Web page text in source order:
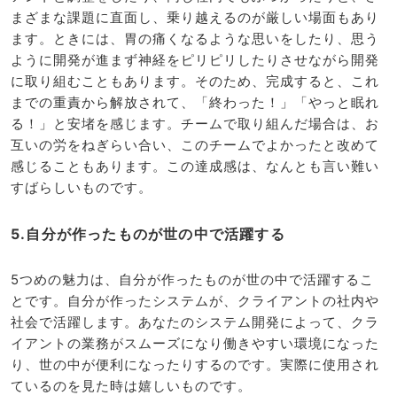
まざまな課題に直面し、乗り越えるのが厳しい場面もあり
ます。ときには、胃の痛くなるような思いをしたり、思う
ように開発が進まず神経をピリピリしたりさせながら開発
に取り組むこともあります。そのため、完成すると、これ
までの重責から解放されて、「終わった！」「やっと眠れ
る！」と安堵を感じます。チームで取り組んだ場合は、お
互いの労をねぎらい合い、このチームでよかったと改めて
感じることもあります。この達成感は、なんとも言い難い
すばらしいものです。
5.自分が作ったものが世の中で活躍する
5つめの魅力は、自分が作ったものが世の中で活躍するこ
とです。自分が作ったシステムが、クライアントの社内や
社会で活躍します。あなたのシステム開発によって、クラ
イアントの業務がスムーズになり働きやすい環境になった
り、世の中が便利になったりするのです。実際に使用され
ているのを見た時は嬉しいものです。